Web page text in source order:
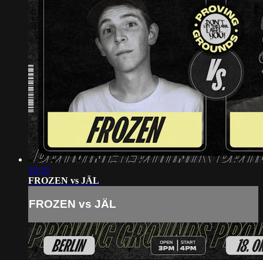
16:10
FROZEN vs JÄL
FROZEN vs JÄL